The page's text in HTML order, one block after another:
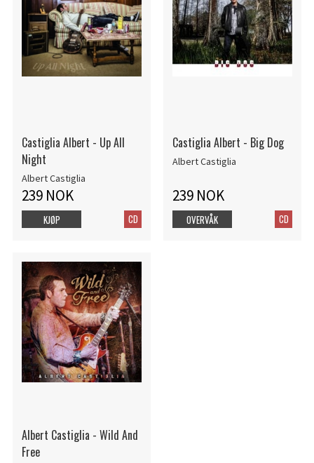
Castiglia Albert - Up All
Night
Albert Castiglia
239 NOK
CD
KJØP
Castiglia Albert - Big Dog
Albert Castiglia
239 NOK
CD
OVERVÅK
Albert Castiglia - Wild And
Free